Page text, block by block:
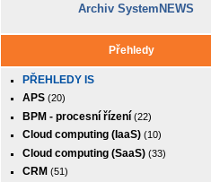
Archiv SystemNEWS
Přehledy
PŘEHLEDY IS
APS (20)
BPM - procesní řízení (22)
Cloud computing (IaaS) (10)
Cloud computing (SaaS) (33)
CRM (51)